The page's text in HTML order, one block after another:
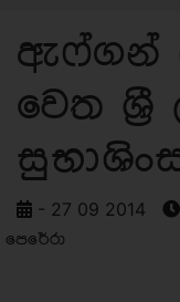
ඇෆ්ගන්
වෙත ශ්‍රී
- 27 09 2014
පෙරේරා